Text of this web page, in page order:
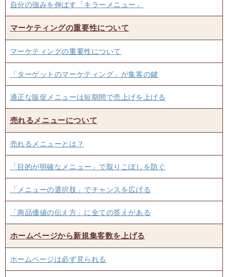
自分の強みを伸ばす「キラーメニュー」
マーケティングの重要性について
マーケティングの重要性について
「ターゲットのマーケティング」が集客の鍵
適正な販促メニューは短期間で売上げを上げる
売れるメニューについて
売れるメニューとは？
「目的が明確なメニュー」で取りこぼしを防ぐ
「メニューの選択肢」でチャンスを広げる
「商品価値の伝え方」に全ての答えがある
ホームページから新規集客数を上げる
ホームページは必ず見られる